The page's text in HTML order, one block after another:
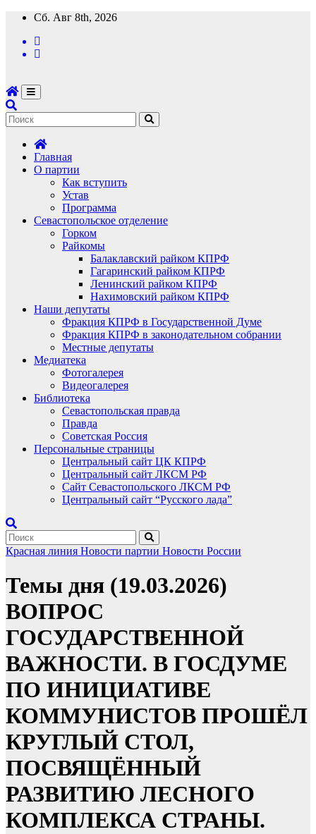
Перейти
содержимому
Сб. Авг 8th, 2026
Главная
О партии
Как вступить
Устав
Программа
Севастопольское отделение
Горком
Райкомы
Балаклавский райком КПРФ
Гагаринский райком КПРФ
Ленинский райком КПРФ
Нахимовский райком КПРФ
Наши депутаты
Фракция КПРФ в Государственной Думе
Фракция КПРФ в законодательном собрании
Местные депутаты
Медиатека
Фотогалерея
Видеогалерея
Библиотека
Севастопольская правда
Правда
Советская Россия
Персональные страницы
Центральный сайт ЦК КПРФ
Центральный сайт ЛКСМ РФ
Сайт Севастопольского ЛКСМ РФ
Центральный сайт “Русского лада”
Красная линия Новости партии Новости России
Темы дня (19.03.2026)
ВОПРОС
ГОСУДАРСТВЕННОЙ
ВАЖНОСТИ. В ГОСДУМЕ
ПО ИНИЦИАТИВЕ
КОММУНИСТОВ ПРОШЁЛ
КРУГЛЫЙ СТОЛ,
ПОСВЯЩЁННЫЙ
РАЗВИТИЮ ЛЕСНОГО
КОМПЛЕКСА СТРАНЫ.